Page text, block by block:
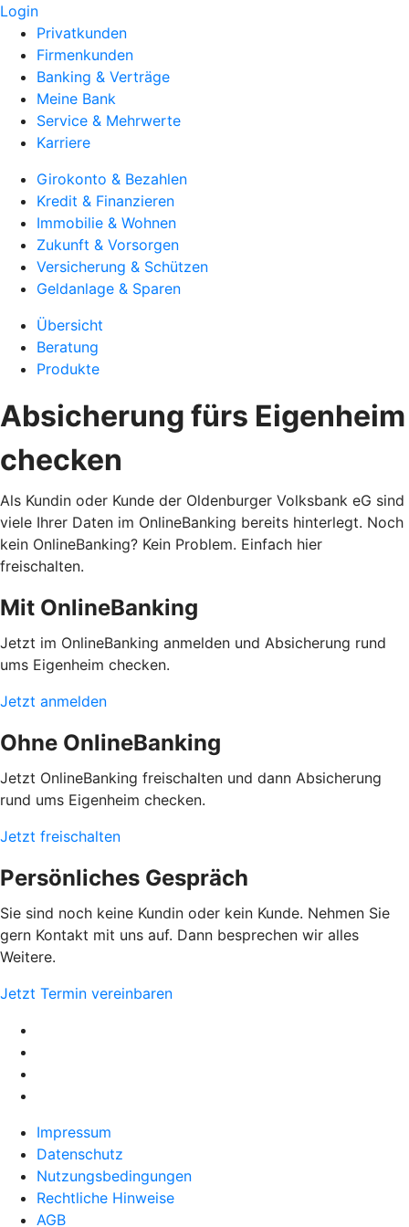
Login
Privatkunden
Firmenkunden
Banking & Verträge
Meine Bank
Service & Mehrwerte
Karriere
Girokonto & Bezahlen
Kredit & Finanzieren
Immobilie & Wohnen
Zukunft & Vorsorgen
Versicherung & Schützen
Geldanlage & Sparen
Übersicht
Beratung
Produkte
Absicherung fürs Eigenheim
checken
Als Kundin oder Kunde der Oldenburger Volksbank eG sind
viele Ihrer Daten im OnlineBanking bereits hinterlegt. Noch
kein OnlineBanking? Kein Problem. Einfach hier
freischalten.
Mit OnlineBanking
Jetzt im OnlineBanking anmelden und Absicherung rund
ums Eigenheim checken.
Jetzt anmelden
Ohne OnlineBanking
Jetzt OnlineBanking freischalten und dann Absicherung
rund ums Eigenheim checken.
Jetzt freischalten
Persönliches Gespräch
Sie sind noch keine Kundin oder kein Kunde. Nehmen Sie
gern Kontakt mit uns auf. Dann besprechen wir alles
Weitere.
Jetzt Termin vereinbaren
Impressum
Datenschutz
Nutzungsbedingungen
Rechtliche Hinweise
AGB